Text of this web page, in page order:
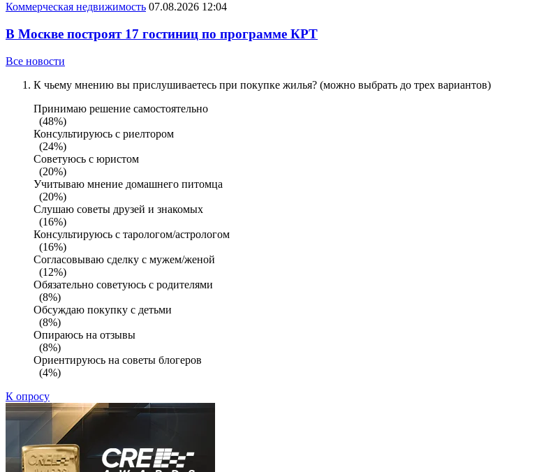
Коммерческая недвижимость 07.08.2026 12:04
В Москве построят 17 гостиниц по программе КРТ
Все новости
К чьему мнению вы прислушиваетесь при покупке жилья? (можно выбрать до трех вариантов)
Принимаю решение самостоятельно
(48%)
Консультируюсь с риелтором
(24%)
Советуюсь с юристом
(20%)
Учитываю мнение домашнего питомца
(20%)
Слушаю советы друзей и знакомых
(16%)
Консультируюсь с тарологом/астрологом
(16%)
Согласовываю сделку с мужем/женой
(12%)
Обязательно советуюсь с родителями
(8%)
Обсуждаю покупку с детьми
(8%)
Опираюсь на отзывы
(8%)
Ориентируюсь на советы блогеров
(4%)
К опросу